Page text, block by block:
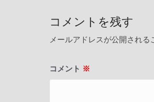
コメントを残す
メールアドレスが公開される
コメント ※